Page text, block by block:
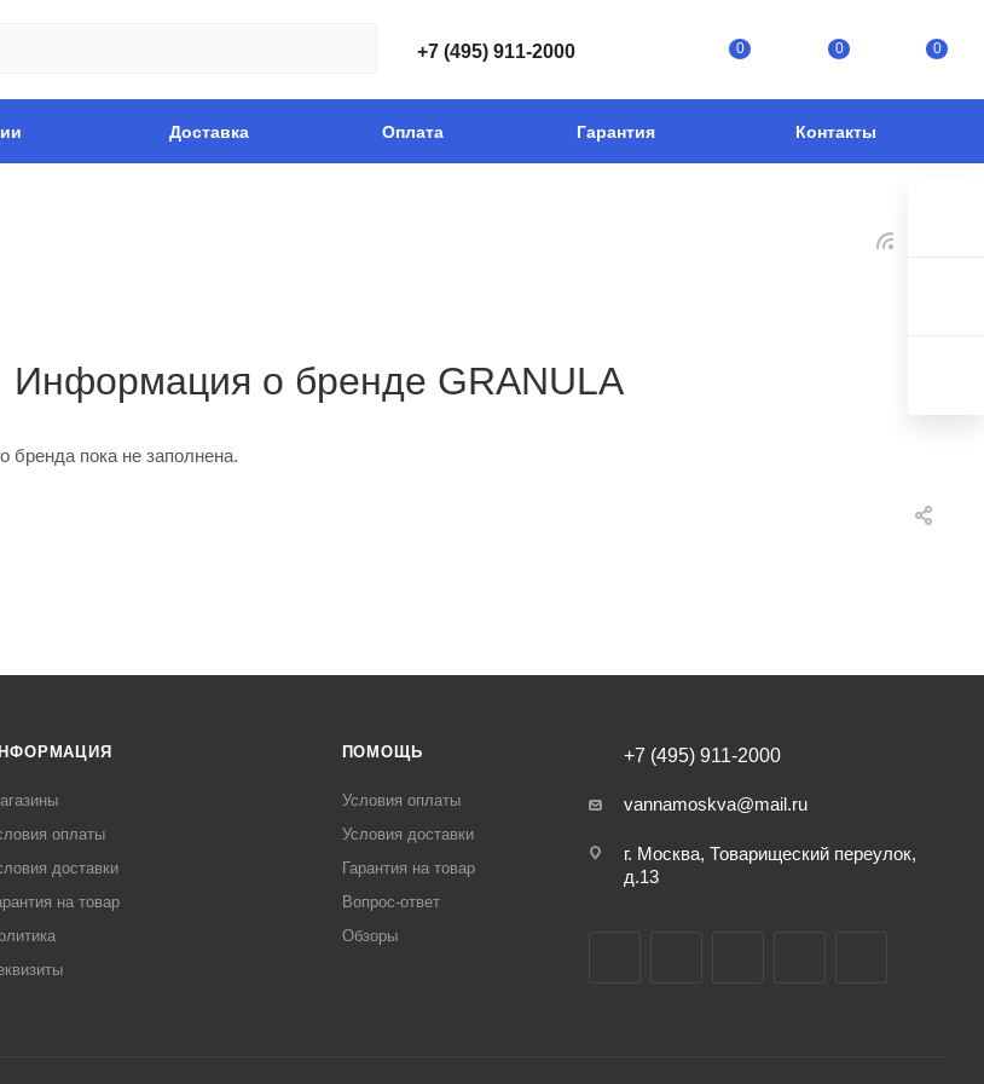
+7 (495) 911-2000 0 0 0
Доставка Оплата Гарантия Контакты
Информация о бренде GRANULA
бренда пока не заполнена.
оплаты
доставки
на товар
ПОМОЩЬ
Условия оплаты
Условия доставки
Гарантия на товар
Вопрос-ответ
Обзоры
+7 (495) 911-2000
vannamoskva@mail.ru
г. Москва, Товарищеский переулок,
д.13